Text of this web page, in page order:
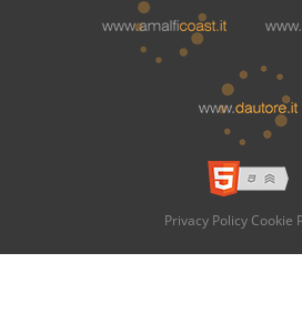
Privacy Policy Cookie